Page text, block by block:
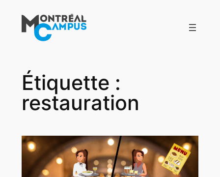
contenu
Étiquette :
restauration